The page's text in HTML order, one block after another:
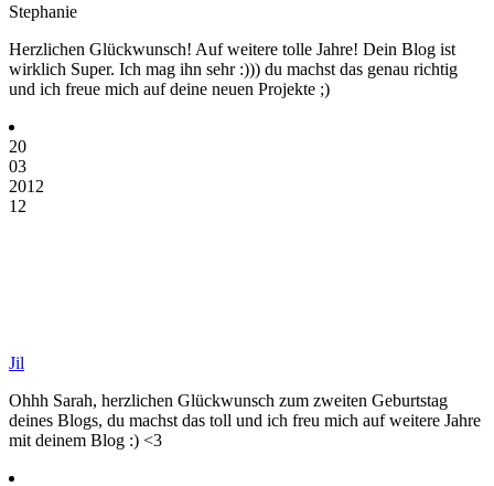
Stephanie
Herzlichen Glückwunsch! Auf weitere tolle Jahre! Dein Blog ist
wirklich Super. Ich mag ihn sehr :))) du machst das genau richtig
und ich freue mich auf deine neuen Projekte ;)
20
03
2012
12
Jil
Ohhh Sarah, herzlichen Glückwunsch zum zweiten Geburtstag
deines Blogs, du machst das toll und ich freu mich auf weitere Jahre
mit deinem Blog :) <3